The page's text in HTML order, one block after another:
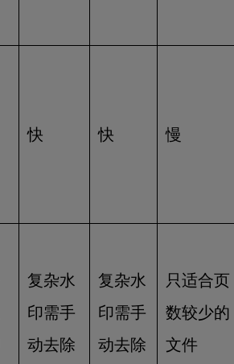
快 快 慢
复杂水
印需手
动去除
复杂水
印需手
动去除
只适合页
数较少的
文件